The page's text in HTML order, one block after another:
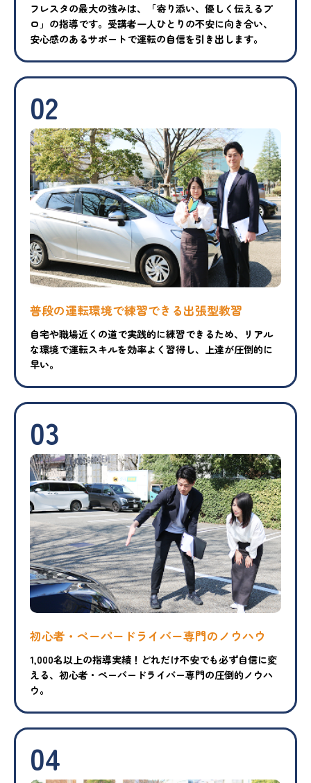
フレスタの最大の強みは、「寄り添い、優しく伝えるプ
ロ」の指導です。受講者一人ひとりの不安に向き合い、
安心感のあるサポートで運転の自信を引き出します。
02
普段の運転環境で練習できる出張型教習
自宅や職場近くの道で実践的に練習できるため、リアル
な環境で運転スキルを効率よく習得し、上達が圧倒的に
早い。
03
初心者・ペーパードライバー専門のノウハウ
1,000名以上の指導実績！どれだけ不安でも必ず自信に変
える、初心者・ペーパードライバー専門の圧倒的ノウハ
ウ。
04